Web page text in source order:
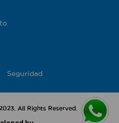
Seguridad
All Rights Reserved.